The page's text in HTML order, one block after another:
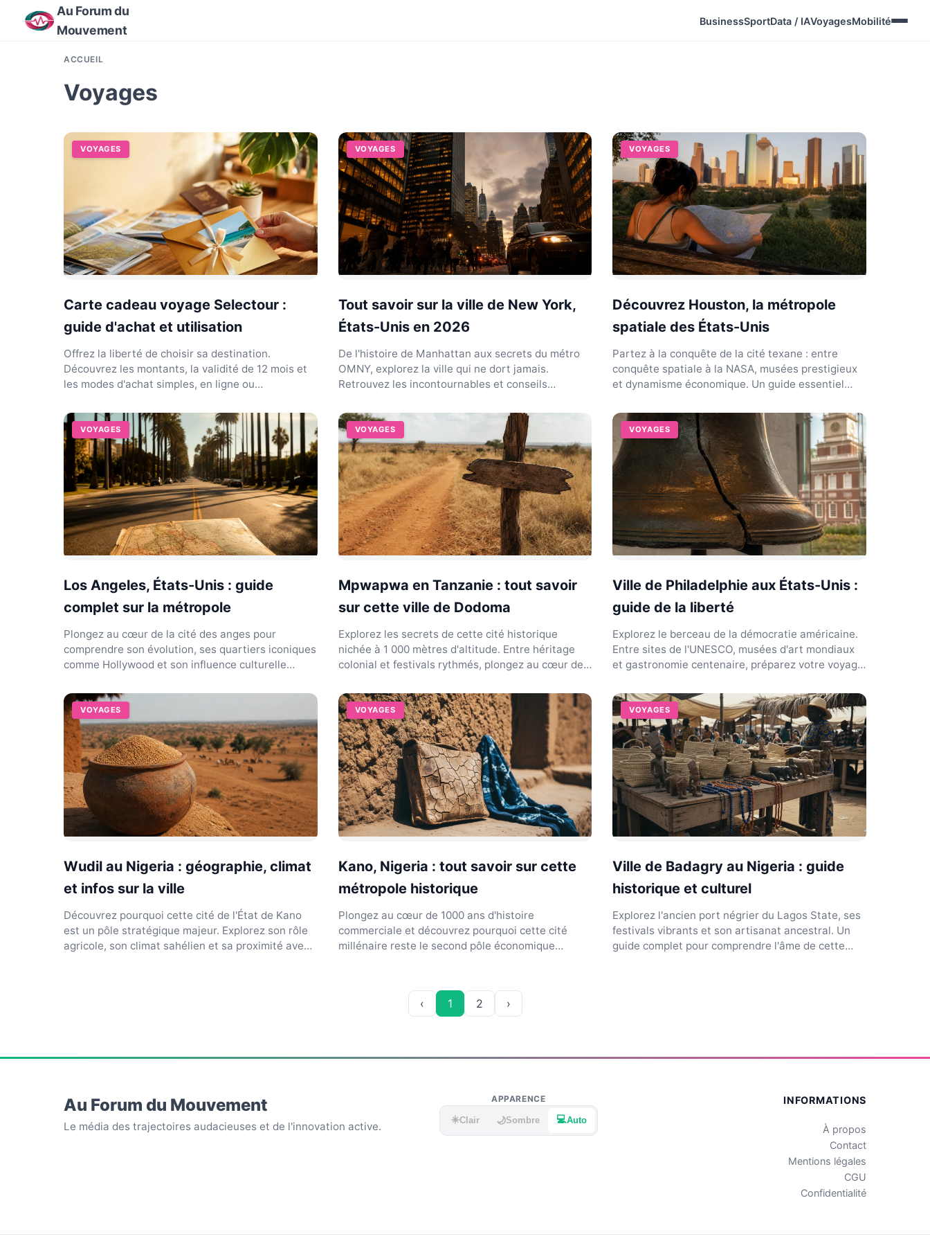
Au Forum du
Mouvement
BusinessSportData / IAVoyagesMobilité
ACCUEIL
Voyages
VOYAGES
Carte cadeau voyage Selectour :
guide d'achat et utilisation
Offrez la liberté de choisir sa destination.
Découvrez les montants, la validité de 12 mois et
les modes d'achat simples, en ligne ou
VOYAGES
Tout savoir sur la ville de New York,
États-Unis en 2026
De l'histoire de Manhattan aux secrets du métro
OMNY, explorez la ville qui ne dort jamais.
Retrouvez les incontournables et conseils
VOYAGES
Découvrez Houston, la métropole
spatiale des États-Unis
Partez à la conquête de la cité texane : entre
conquête spatiale à la NASA, musées prestigieux
et dynamisme économique. Un guide essentiel
VOYAGES
Los Angeles, États-Unis : guide
complet sur la métropole
Plongez au cœur de la cité des anges pour
comprendre son évolution, ses quartiers iconiques
comme Hollywood et son influence culturelle
VOYAGES
Mpwapwa en Tanzanie : tout savoir
sur cette ville de Dodoma
Explorez les secrets de cette cité historique
nichée à 1 000 mètres d'altitude. Entre héritage
colonial et festivals rythmés, plongez au cœur de
VOYAGES
Ville de Philadelphie aux États-Unis :
guide de la liberté
Explorez le berceau de la démocratie américaine.
Entre sites de l'UNESCO, musées d'art mondiaux
et gastronomie centenaire, préparez votre voyage
VOYAGES
Wudil au Nigeria : géographie, climat
et infos sur la ville
Découvrez pourquoi cette cité de l'État de Kano
est un pôle stratégique majeur. Explorez son rôle
agricole, son climat sahélien et sa proximité avec
VOYAGES
Kano, Nigeria : tout savoir sur cette
métropole historique
Plongez au cœur de 1000 ans d'histoire
commerciale et découvrez pourquoi cette cité
millénaire reste le second pôle économique
VOYAGES
Ville de Badagry au Nigeria : guide
historique et culturel
Explorez l'ancien port négrier du Lagos State, ses
festivals vibrants et son artisanat ancestral. Un
guide complet pour comprendre l'âme de cette
‹ 1 2 ›
Au Forum du Mouvement
Le média des trajectoires audacieuses et de l'innovation active.
APPARENCE
☀️Clair 🌙Sombre 💻Auto
INFORMATIONS
À propos
Contact
Mentions légales
CGU
Confidentialité